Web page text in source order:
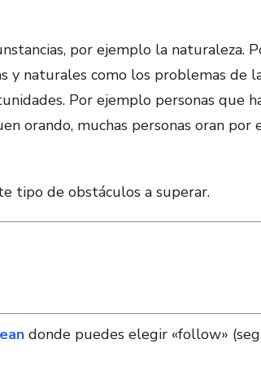
por ejemplo la naturaleza.
y naturales como los problemas
Por ejemplo personas que
orando, muchas personas oran
tipo de obstáculos a superar.
donde puedes elegir «follow»